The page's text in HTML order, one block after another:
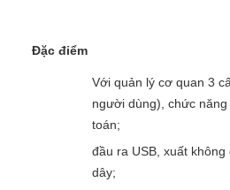
Đặc điểm
Với quản lý cơ quan 3
người dùng), chức năng
toán;
đầu ra USB, xuất không
dây;